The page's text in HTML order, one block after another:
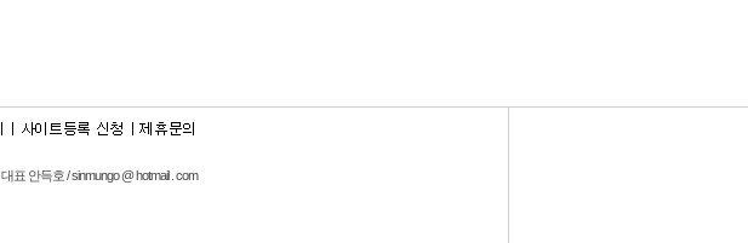
. 대표 안득호 / sinmungo @ hotmail . com